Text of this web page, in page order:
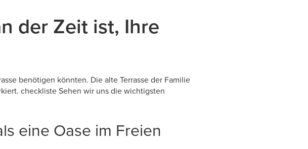
der Zeit ist, Ihre
benötigen könnten. Die alte Terrasse der Familie
checkliste Sehen wir uns die wichtigsten
eine Oase im Freien